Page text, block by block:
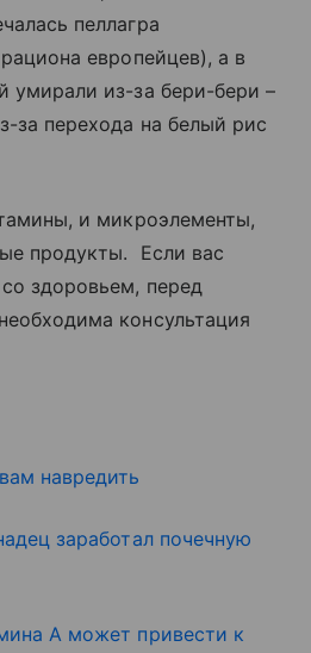
пеллагра
европейцев), а в
умирали из-за бери-бери –
за перехода на белый рис
и микроэлементы,
продукты. Если вас
здоровьем, перед
консультация
навредить
заработал почечную
А может привести к